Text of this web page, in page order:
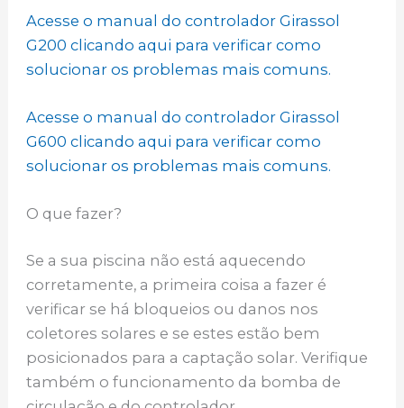
Acesse o manual do controlador Girassol
G200 clicando aqui para verificar como
solucionar os problemas mais comuns.
Acesse o manual do controlador Girassol
G600 clicando aqui para verificar como
solucionar os problemas mais comuns.
O que fazer?
Se a sua piscina não está aquecendo
corretamente, a primeira coisa a fazer é
verificar se há bloqueios ou danos nos
coletores solares e se estes estão bem
posicionados para a captação solar. Verifique
também o funcionamento da bomba de